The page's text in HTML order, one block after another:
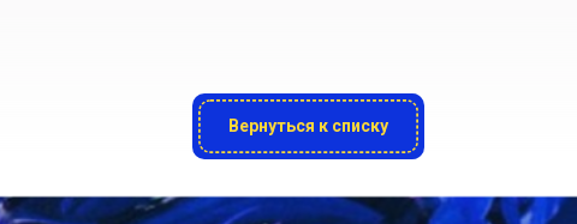
Вернуться к списку